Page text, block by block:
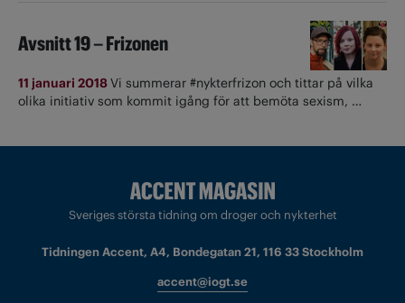
Avsnitt 19 – Frizonen
11 januari 2018Vi summerar #nykterfrizon och tittar på vilka
olika initiativ som kommit igång för att bemöta sexism, …
Sveriges största tidning om droger och nykterhet
Tidningen Accent, A4, Bondegatan 21, 116 33 Stockholm
accent@iogt.se